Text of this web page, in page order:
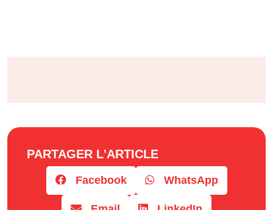
PARTAGER L'ARTICLE
Facebook WhatsApp